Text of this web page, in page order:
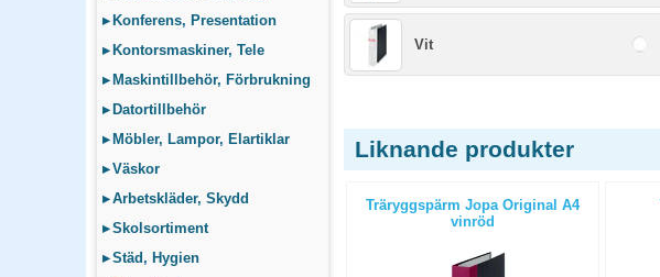
▸ Konferens, Presentation
▸ Kontorsmaskiner, Tele
▸ Maskintillbehör, Förbrukning
▸ Datortillbehör
▸ Möbler, Lampor, Elartiklar
▸Väskor
▸Arbetskläder, Skydd
▸Skolsortiment
▸Städ, Hygien
Vit
Liknande produkter
Träryggspärm Jopa Original A4
grön
Träryggspärm Jopa Original A4
vinröd